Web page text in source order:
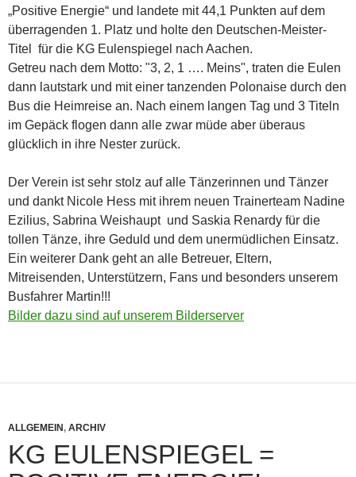
„Positive Energie“ und landete mit 44,1 Punkten auf dem
überragenden 1. Platz und holte den Deutschen-Meister-
Titel für die KG Eulenspiegel nach Aachen.
Getreu nach dem Motto: "3, 2, 1 …. Meins", traten die Eulen
dann lautstark und mit einer tanzenden Polonaise durch den
Bus die Heimreise an. Nach einem langen Tag und 3 Titeln
im Gepäck flogen dann alle zwar müde aber überaus
glücklich in ihre Nester zurück.
Der Verein ist sehr stolz auf alle Tänzerinnen und Tänzer
und dankt Nicole Hess mit ihrem neuen Trainerteam Nadine
Ezilius, Sabrina Weishaupt und Saskia Renardy für die
tollen Tänze, ihre Geduld und dem unermüdlichen Einsatz.
Ein weiterer Dank geht an alle Betreuer, Eltern,
Mitreisenden, Unterstützern, Fans und besonders unserem
Busfahrer Martin!!!
Bilder dazu sind auf unserem Bilderserver
ALLGEMEIN , ARCHIV
KG EULENSPIEGEL =